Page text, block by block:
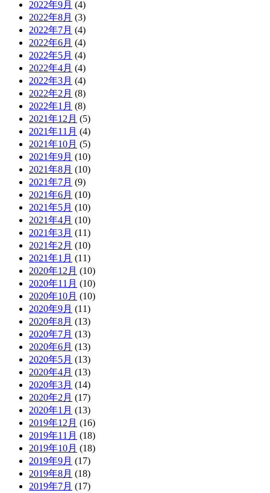
2022年9月 (4)
2022年8月 (3)
2022年7月 (4)
2022年6月 (4)
2022年5月 (4)
2022年4月 (4)
2022年3月 (4)
2022年2月 (8)
2022年1月 (8)
2021年12月 (5)
2021年11月 (4)
2021年10月 (5)
2021年9月 (10)
2021年8月 (10)
2021年7月 (9)
2021年6月 (10)
2021年5月 (10)
2021年4月 (10)
2021年3月 (11)
2021年2月 (10)
2021年1月 (11)
2020年12月 (10)
2020年11月 (10)
2020年10月 (10)
2020年9月 (11)
2020年8月 (13)
2020年7月 (13)
2020年6月 (13)
2020年5月 (13)
2020年4月 (13)
2020年3月 (14)
2020年2月 (17)
2020年1月 (13)
2019年12月 (16)
2019年11月 (18)
2019年10月 (18)
2019年9月 (17)
2019年8月 (18)
2019年7月 (17)